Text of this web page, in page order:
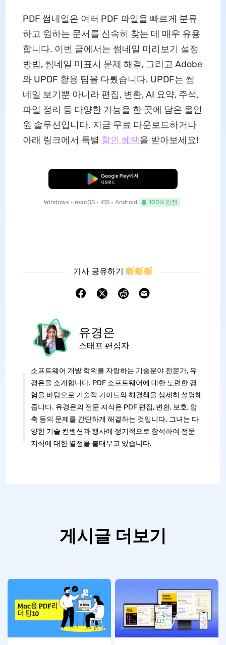
PDF 썸네일은 여러 PDF 파일을 빠르게 분류
하고 원하는 문서를 신속히 찾는 데 매우 유용
합니다. 이번 글에서는 썸네일 미리보기 설정
방법, 썸네일 미표시 문제 해결, 그리고 Adobe
와 UPDF 활용 팁을 다뤘습니다. UPDF는 썸
네일 보기뿐 아니라 편집, 변환, AI 요약, 주석,
파일 정리 등 다양한 기능을 한 곳에 담은 올인
원 솔루션입니다. 지금 무료 다운로드하거나
아래 링크에서 특별 할인 혜택을 받아보세요!
무료로 다운로드
Windows • macOS • iOS • Android 100% 안전
기사 공유하기
유경은
스태프 편집자
소프트웨어 개발 학위를 자랑하는 기술분야 전문가, 유
경은을 소개합니다. PDF 소프트웨어에 대한 노련한 경
험을 바탕으로 기술적 가이드와 해결책을 상세히 설명해
줍니다. 유경은의 전문 지식은 PDF 편집, 변환, 보호, 압
축 등의 문제를 간단하게 해결하는 것입니다. 그녀는 다
양한 기술 컨벤션과 행사에 정기적으로 참석하여 전문
지식에 대한 열정을 불태우고 있습니다.
게시글 더보기